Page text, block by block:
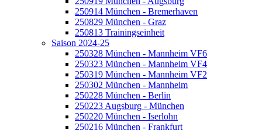
250914 München - Bremerhaven
250829 München - Graz
250813 Trainingseinheit
Saison 2024-25
250328 München - Mannheim VF6
250323 München - Mannheim VF4
250319 München - Mannheim VF2
250302 München - Mannheim
250228 München - Berlin
250223 Augsburg - München
250220 München - Iserlohn
250216 München - Frankfurt